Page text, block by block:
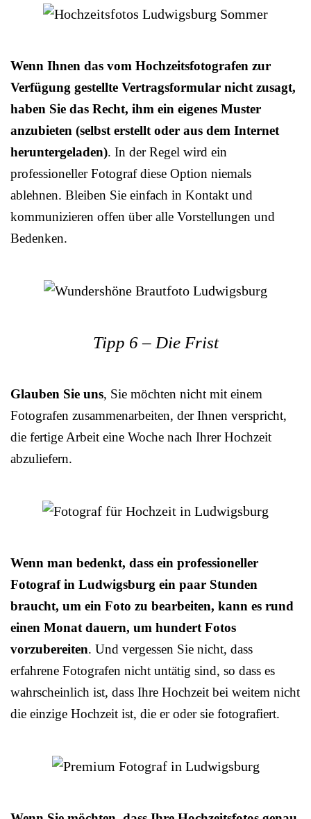
Wenn Ihnen das vom Hochzeitsfotografen zur
Verfügung gestellte Vertragsformular nicht zusagt,
haben Sie das Recht, ihm ein eigenes Muster
anzubieten (selbst erstellt oder aus dem Internet
heruntergeladen). In der Regel wird ein
professioneller Fotograf diese Option niemals
ablehnen. Bleiben Sie einfach in Kontakt und
kommunizieren offen über alle Vorstellungen und
Bedenken.
Tipp 6 – Die Frist
Glauben Sie uns, Sie möchten nicht mit einem
Fotografen zusammenarbeiten, der Ihnen verspricht,
die fertige Arbeit eine Woche nach Ihrer Hochzeit
abzuliefern.
Wenn man bedenkt, dass ein professioneller
Fotograf in Ludwigsburg ein paar Stunden
braucht, um ein Foto zu bearbeiten, kann es rund
einen Monat dauern, um hundert Fotos
vorzubereiten. Und vergessen Sie nicht, dass
erfahrene Fotografen nicht untätig sind, so dass es
wahrscheinlich ist, dass Ihre Hochzeit bei weitem nicht
die einzige Hochzeit ist, die er oder sie fotografiert.